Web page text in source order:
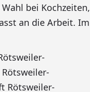
bei Kochzeiten,
an die Arbeit. Im
Rötsweiler-